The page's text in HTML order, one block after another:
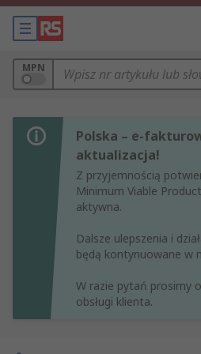
MPN
Polska – e-
aktualizacja!
Z przyjemnością
Minimum Viable
aktywna.
Dalsze ulepszenia i
będą kontynuowane w
W razie pytań prosimy
obsługi klienta.